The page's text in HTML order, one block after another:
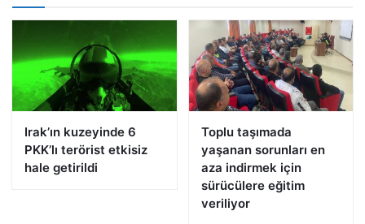
Irak’ın kuzeyinde 6
PKK’lı terörist etkisiz
hale getirildi
Toplu taşımada
yaşanan sorunları en
aza indirmek için
sürücülere eğitim
veriliyor